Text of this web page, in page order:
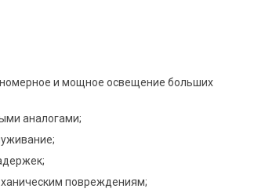
и мощное освещение больших
аналогами;
повреждениям;